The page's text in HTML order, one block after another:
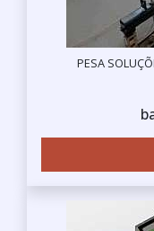
PESA